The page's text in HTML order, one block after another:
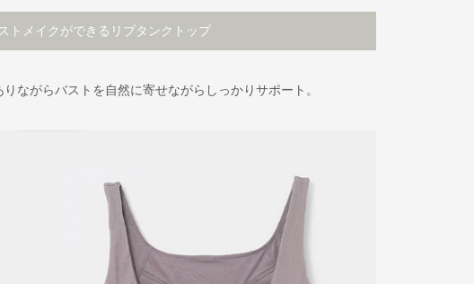
トメイクができる リブタンクトップ
ながらバストを自然に寄せながらしっかりサポート。